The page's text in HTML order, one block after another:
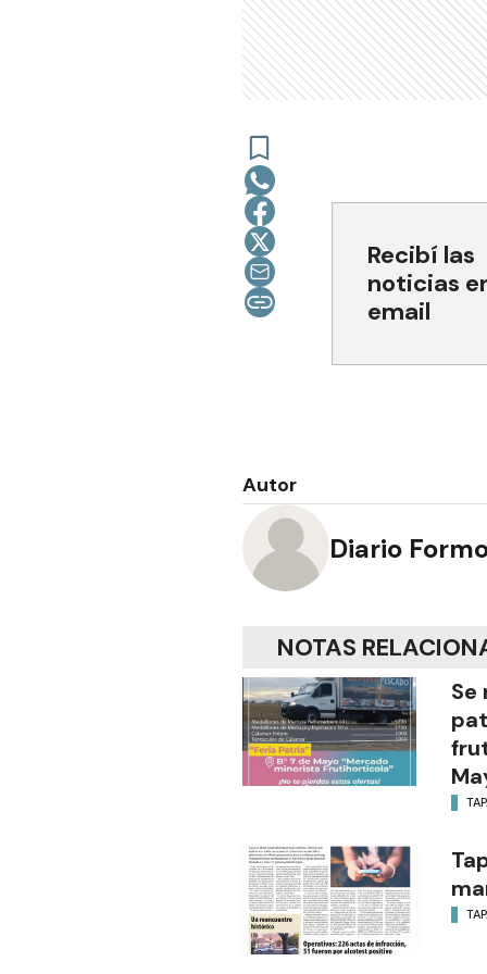
Recibí las
noticias
email
Autor
Diario
NOTAS
Se